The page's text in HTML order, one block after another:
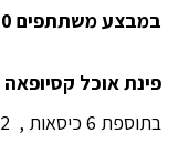
במבצע משתתפים 10 דגמי פינות אוכל ובהם לדוגמה:
פינת אוכל קסיופאה